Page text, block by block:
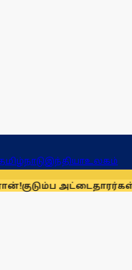
இந்தியாஉலகம்
அட்டைதாரர்கள்